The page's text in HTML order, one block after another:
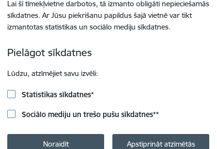
Lai šī tīmekļvietne darbotos, tā izmanto obligāti nepieciešamās
sīkdatnes. Ar Jūsu piekrišanu papildus šajā vietnē var tikt
izmantotas statistikas un sociālo mediju sīkdatnes.
Pielāgot sīkdatnes
Lūdzu, atzīmējiet savu izvēli:
Statistikas sīkdatnes*
Sociālo mediju un trešo pušu sīkdatnes**
Noraidīt Apstiprināt atzīmētās